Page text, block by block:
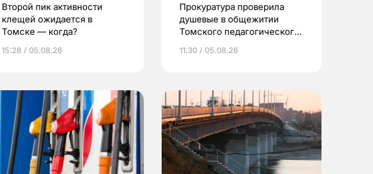
Второй пик активности
клещей ожидается в
Томске — когда?
15:28 / 05.08.26
Прокуратура проверила
душевые в общежитии
Томского педагогического
11:30 / 05.08.26